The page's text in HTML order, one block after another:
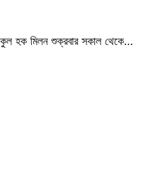
হক মিলন শুক্রবার সকাল থেকে…